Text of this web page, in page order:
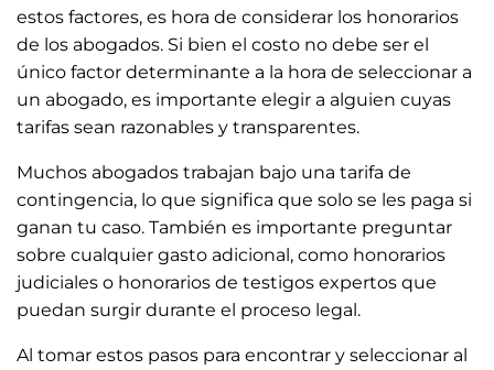
estos factores, es hora de considerar los honorarios
de los abogados. Si bien el costo no debe ser el
único factor determinante a la hora de seleccionar a
un abogado, es importante elegir a alguien cuyas
tarifas sean razonables y transparentes.
Muchos abogados trabajan bajo una tarifa de
contingencia, lo que significa que solo se les paga si
ganan tu caso. También es importante preguntar
sobre cualquier gasto adicional, como honorarios
judiciales o honorarios de testigos expertos que
puedan surgir durante el proceso legal.
Al tomar estos pasos para encontrar y seleccionar al